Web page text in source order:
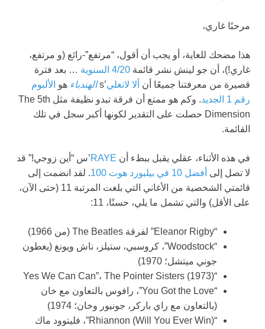
مرحبًا غاري،
هذا مضحك للغاية، أو يجب أن أقول، “مرتفع”-رائع (و مرتفع،
غاري!)، أن جو لينش نشر قائمة 4/20 السنوية
… بعد فترة
قصيرة من معرفتنا جميعًا أن ألا لانغلي’s الهندباء هو الألبوم
رقم 1 الجديد
. وكم هو ممتع أن فرقة تبدو نظيفة مثل The 5th
Dimension حصلت على التقدير لكونها أكبر سجل في تلك
القائمة.
في هذه الأثناء، عقلي يقبل ببطء أن RAYE’س “أين زوجي!” قد
لا تصل إلى أفضل 10 في بيلبورد هوت 100
. لقد انضمت إلى
قائمتي الشخصية من الأغاني التي بلغت المرتبة 11 (حتى الآن،
على الأقل) والتي تشمل ما يلي، حسنًا، 11:
“Eleanor Rigby” لفرقة The Beatles (من 1966)
“Woodstock”، كروسبي، ستيلز، ناش ويونغ (يغطون
جوني ميتشل؛ 1970)
“Yes We Can Can”، The Pointer Sisters (1973)
“You Got the Love”، رافوس بالتعاون مع خان
(بالتعاون مع راي باركر، جونيور وخان؛ 1974)
“Rhiannon (Will You Ever Win)”، فليتوود ماك